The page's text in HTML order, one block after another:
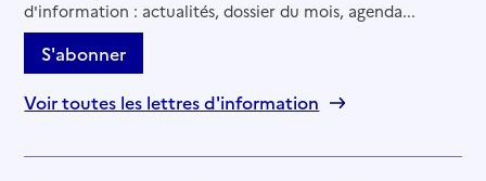
d'information : actualités, dossier du mois, agenda...
S'abonner
Voir toutes les lettres d'information